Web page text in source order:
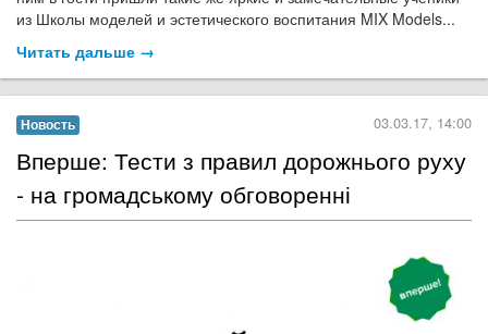
из Школы моделей и эстетического воспитания MIX Models...
Читать дальше →
Новость 03.03.17, 14:00
​Вперше: Тести з правил дорожнього руху
- на громадському обговоренні